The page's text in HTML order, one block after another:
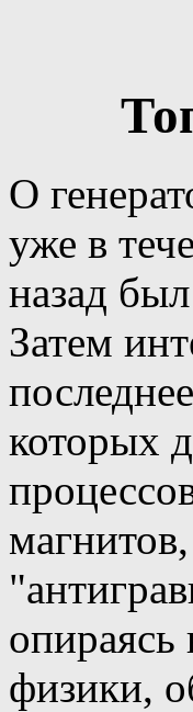
О
уже в
назад
Затем
которых
опираясь
физики,